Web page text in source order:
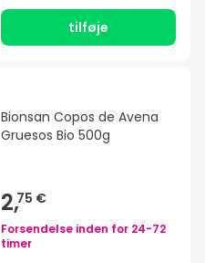
tilføje
Bionsan Copos de Avena
Gruesos Bio 500g
2,75 €
Forsendelse inden for 24-72
timer